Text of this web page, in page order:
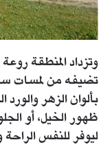
وتزداد المنطقة
تضيفه من لمسات
بألوان الزهر والورد
ظهور الخيل، أو
ليوفر للنفس الراحة